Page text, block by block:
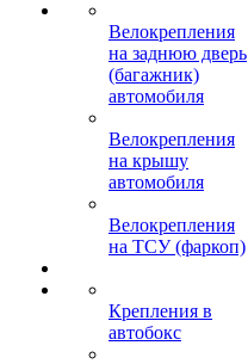
Велокрепления
на заднюю дверь
(багажник)
автомобиля
Велокрепления
на крышу
автомобиля
Велокрепления
на ТСУ (фаркоп)
Крепления в
автобокс